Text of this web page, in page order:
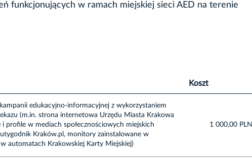
funkcjonujących w ramach miejskiej sieci AED na terenie
Koszt
edukacyjno-informacyjnej z wykorzystaniem
(m.in. strona internetowa Urzędu Miasta Krakowa
profile w mediach społecznościowych miejskich
Kraków.pl, monitory zainstalowane w
automatach Krakowskiej Karty Miejskiej)
1 000,00 PLN